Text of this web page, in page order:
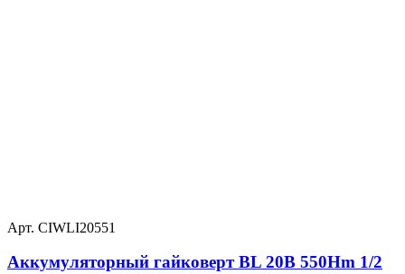
Арт. CIWLI20551
Аккумуляторный гайковерт BL 20В 550Hm 1/2